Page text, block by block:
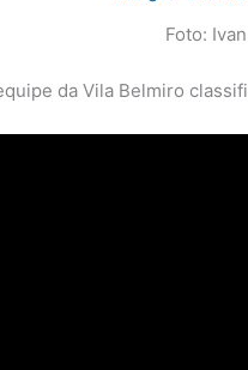
Foto:
da Vila Belmiro